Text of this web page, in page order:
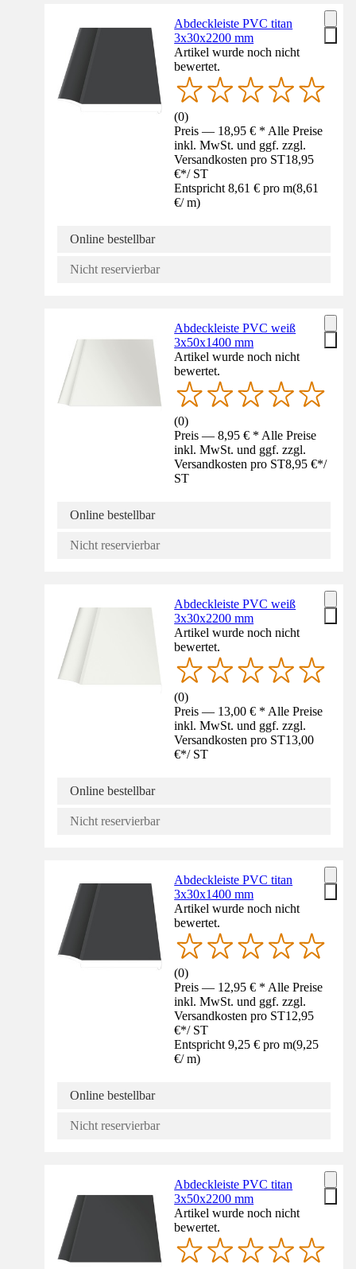
Abdeckleiste PVC titan
3x30x2200 mm
Artikel wurde noch nicht
bewertet.
(0)
Preis — 18,95 € * Alle Preise
inkl. MwSt. und ggf. zzgl.
Versandkosten pro ST18,95
€*/ ST
Entspricht 8,61 € pro m(8,61
€/ m)
Online bestellbar
Nicht reservierbar
Abdeckleiste PVC weiß
3x50x1400 mm
Artikel wurde noch nicht
bewertet.
(0)
Preis — 8,95 € * Alle Preise
inkl. MwSt. und ggf. zzgl.
Versandkosten pro ST8,95 €*/
ST
Online bestellbar
Nicht reservierbar
Abdeckleiste PVC weiß
3x30x2200 mm
Artikel wurde noch nicht
bewertet.
(0)
Preis — 13,00 € * Alle Preise
inkl. MwSt. und ggf. zzgl.
Versandkosten pro ST13,00
€*/ ST
Online bestellbar
Nicht reservierbar
Abdeckleiste PVC titan
3x30x1400 mm
Artikel wurde noch nicht
bewertet.
(0)
Preis — 12,95 € * Alle Preise
inkl. MwSt. und ggf. zzgl.
Versandkosten pro ST12,95
€*/ ST
Entspricht 9,25 € pro m(9,25
€/ m)
Online bestellbar
Nicht reservierbar
Abdeckleiste PVC titan
3x50x2200 mm
Artikel wurde noch nicht
bewertet.